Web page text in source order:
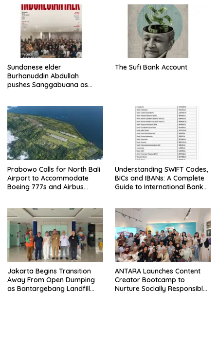
Sundanese elder
Burhanuddin Abdullah
pushes Sanggabuana as
The Sufi Bank Account
Prabowo Calls for North Bali
Airport to Accommodate
Boeing 777s and Airbus
Understanding SWIFT Codes,
BICs and IBANs: A Complete
Guide to International Bank
Jakarta Begins Transition
Away From Open Dumping
as Bantargebang Landfill
ANTARA Launches Content
Creator Bootcamp to
Nurture Socially Responsible